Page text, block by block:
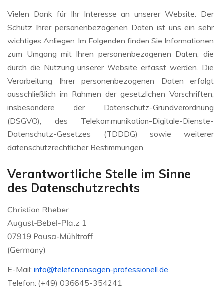
Vielen Dank für Ihr Interesse an unserer Website. Der
Schutz Ihrer personenbezogenen Daten ist uns ein sehr
wichtiges Anliegen. Im Folgenden finden Sie Informationen
zum Umgang mit Ihren personenbezogenen Daten, die
durch die Nutzung unserer Website erfasst werden. Die
Verarbeitung Ihrer personenbezogenen Daten erfolgt
ausschließlich im Rahmen der gesetzlichen Vorschriften,
insbesondere der Datenschutz-Grundverordnung
(DSGVO), des Telekommunikation-Digitale-Dienste-
Datenschutz-Gesetzes (TDDDG) sowie weiterer
datenschutzrechtlicher Bestimmungen.
Verantwortliche Stelle im Sinne
des Datenschutzrechts
E-Mail: info@telefonansagen-professionell.de
Telefon: (+49) 036645-354241